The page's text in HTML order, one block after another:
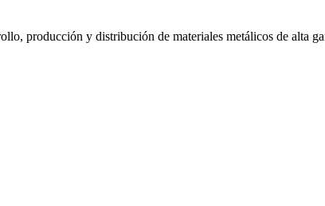
producción y distribución de materiales metálicos de alta